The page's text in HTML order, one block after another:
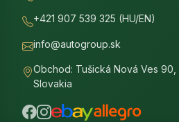
+421 907 539 325 (HU/EN)
info@autogroup.sk
Obchod: Tušická Nová Ves 90,
Slovakia